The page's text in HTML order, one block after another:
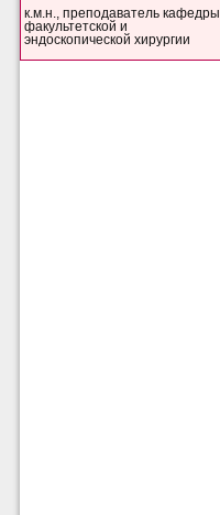
к.м.н., преподаватель кафедры
факультетской и
эндоскопической хирургии